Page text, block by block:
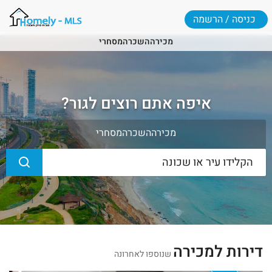
מכירההשכרהמסחרי
כניסה / הרשמה
איפה אתם רוצים לגור?
מכירההשכרהמסחרי
דירות למכירה שנוספו לאחרונה